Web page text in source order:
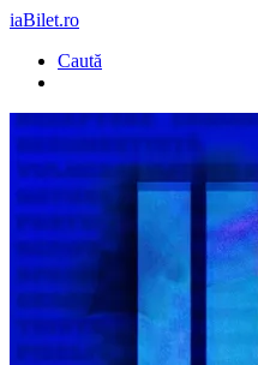
iaBilet.ro
Caută